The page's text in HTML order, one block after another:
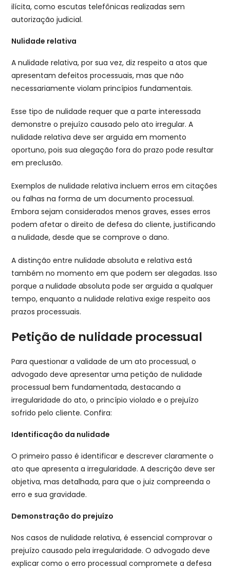
ilícita, como escutas telefônicas realizadas sem
autorização judicial.
Nulidade relativa
A nulidade relativa, por sua vez, diz respeito a atos que
apresentam defeitos processuais, mas que não
necessariamente violam princípios fundamentais.
Esse tipo de nulidade requer que a parte interessada
demonstre o prejuízo causado pelo ato irregular. A
nulidade relativa deve ser arguida em momento
oportuno, pois sua alegação fora do prazo pode resultar
em preclusão.
Exemplos de nulidade relativa incluem erros em citações
ou falhas na forma de um documento processual.
Embora sejam considerados menos graves, esses erros
podem afetar o direito de defesa do cliente, justificando
a nulidade, desde que se comprove o dano.
A distinção entre nulidade absoluta e relativa está
também no momento em que podem ser alegadas. Isso
porque a nulidade absoluta pode ser arguida a qualquer
tempo, enquanto a nulidade relativa exige respeito aos
prazos processuais.
Petição de nulidade processual
Para questionar a validade de um ato processual, o
advogado deve apresentar uma petição de nulidade
processual bem fundamentada, destacando a
irregularidade do ato, o princípio violado e o prejuízo
sofrido pelo cliente. Confira:
Identificação da nulidade
O primeiro passo é identificar e descrever claramente o
ato que apresenta a irregularidade. A descrição deve ser
objetiva, mas detalhada, para que o juiz compreenda o
erro e sua gravidade.
Demonstração do prejuízo
Nos casos de nulidade relativa, é essencial comprovar o
prejuízo causado pela irregularidade. O advogado deve
explicar como o erro processual compromete a defesa